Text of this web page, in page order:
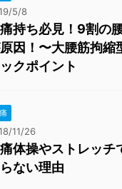
5/8
持ち必見！9割の
因！〜大腰筋拘縮
クポイント
11/26
体操やストレッチ
ない理由